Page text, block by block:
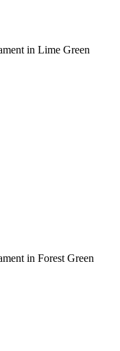
in Lime Green
in Forest Green